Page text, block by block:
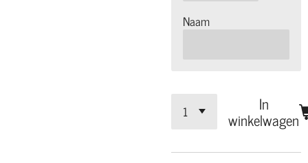
Naam
In
winkelwagen